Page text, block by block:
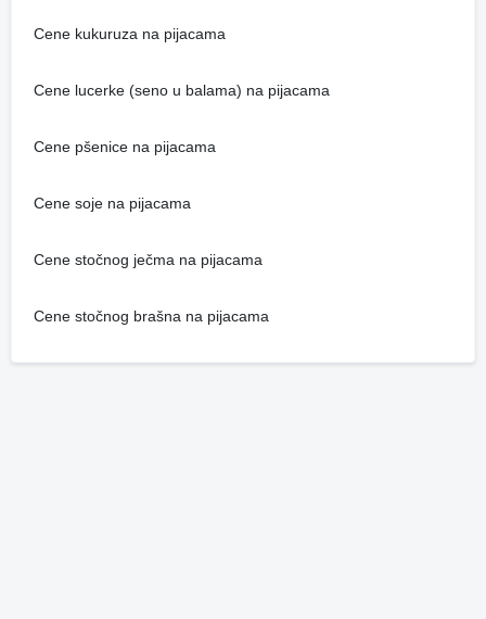
Cene kukuruza na pijacama
Cene lucerke (seno u balama) na pijacama
Cene pšenice na pijacama
Cene soje na pijacama
Cene stočnog ječma na pijacama
Cene stočnog brašna na pijacama